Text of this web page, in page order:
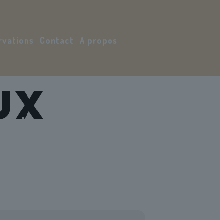
Contact A propos
Mon compte